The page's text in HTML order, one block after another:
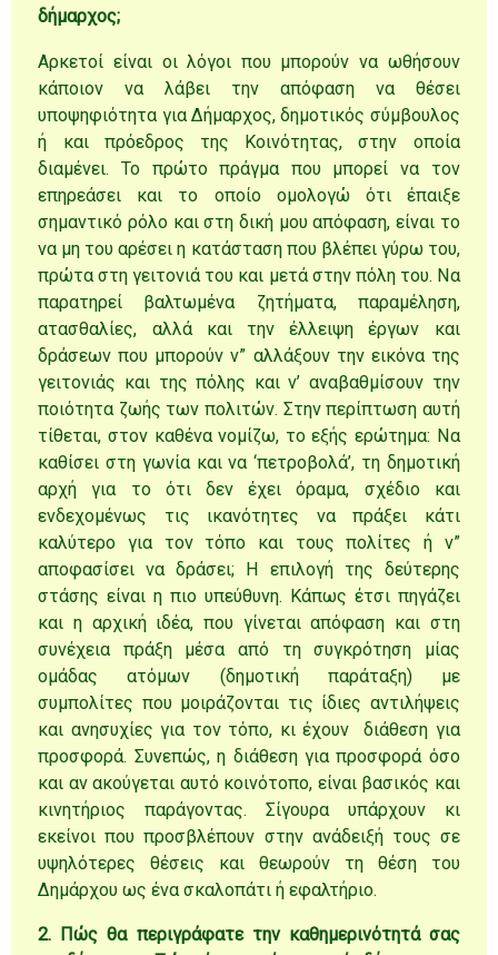
δήμαρχος;
Αρκετοί είναι οι λόγοι που μπορούν να ωθήσουν
κάποιον να λάβει την απόφαση να θέσει
υποψηφιότητα για Δήμαρχος, δημοτικός σύμβουλος
ή και πρόεδρος της Κοινότητας, στην οποία
διαμένει. Το πρώτο πράγμα που μπορεί να τον
επηρεάσει και το οποίο ομολογώ ότι έπαιξε
σημαντικό ρόλο και στη δική μου απόφαση, είναι το
να μη του αρέσει η κατάσταση που βλέπει γύρω του,
πρώτα στη γειτονιά του και μετά στην πόλη του. Να
παρατηρεί βαλτωμένα ζητήματα, παραμέληση,
ατασθαλίες, αλλά και την έλλειψη έργων και
δράσεων που μπορούν ν” αλλάξουν την εικόνα της
γειτονιάς και της πόλης και ν’ αναβαθμίσουν την
ποιότητα ζωής των πολιτών. Στην περίπτωση αυτή
τίθεται, στον καθένα νομίζω, το εξής ερώτημα: Να
καθίσει στη γωνία και να ‘πετροβολά’, τη δημοτική
αρχή για το ότι δεν έχει όραμα, σχέδιο και
ενδεχομένως τις ικανότητες να πράξει κάτι
καλύτερο για τον τόπο και τους πολίτες ή ν”
αποφασίσει να δράσει; Η επιλογή της δεύτερης
στάσης είναι η πιο υπεύθυνη. Κάπως έτσι πηγάζει
και η αρχική ιδέα, που γίνεται απόφαση και στη
συνέχεια πράξη μέσα από τη συγκρότηση μίας
ομάδας ατόμων (δημοτική παράταξη) με
συμπολίτες που μοιράζονται τις ίδιες αντιλήψεις
και ανησυχίες για τον τόπο, κι έχουν διάθεση για
προσφορά. Συνεπώς, η διάθεση για προσφορά όσο
και αν ακούγεται αυτό κοινότοπο, είναι βασικός και
κινητήριος παράγοντας. Σίγουρα υπάρχουν κι
εκείνοι που προσβλέπουν στην ανάδειξή τους σε
υψηλότερες θέσεις και θεωρούν τη θέση του
Δημάρχου ως ένα σκαλοπάτι ή εφαλτήριο.
2. Πώς θα περιγράφατε την καθημερινότητά σας